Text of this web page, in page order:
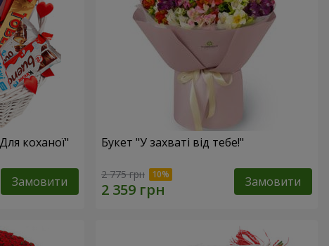
коханої"
Замовити
Букет "У захваті від тебе!"
2 775 грн Замовити